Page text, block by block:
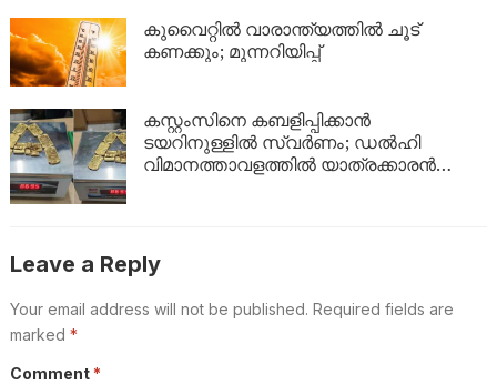
ഇങ്ങനെ
കുവൈറ്റിൽ വാരാന്ത്യത്തിൽ ചൂട്
കണക്കും; മുന്നറിയിപ്പ്
കസ്റ്റംസിനെ കബളിപ്പിക്കാൻ
ടയറിനുള്ളിൽ സ്വർണം; ഡൽഹി
വിമാനത്താവളത്തിൽ യാത്രക്കാരൻ
Leave a Reply
Your email address will not be published. Required fields are
marked *
Comment *